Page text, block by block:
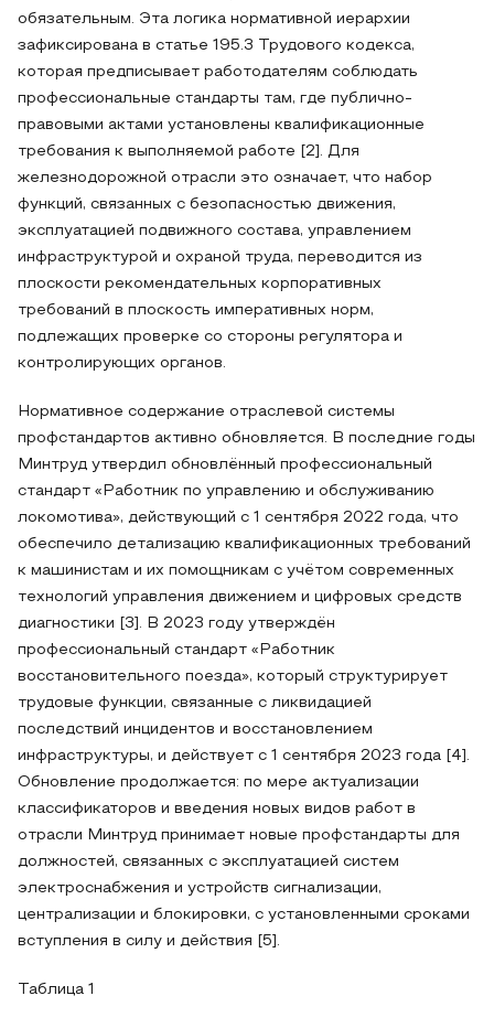
обязательным. Эта логика нормативной иерархии
зафиксирована в статье 195.3 Трудового кодекса,
которая предписывает работодателям соблюдать
профессиональные стандарты там, где публично-
правовыми актами установлены квалификационные
требования к выполняемой работе [2]. Для
железнодорожной отрасли это означает, что набор
функций, связанных с безопасностью движения,
эксплуатацией подвижного состава, управлением
инфраструктурой и охраной труда, переводится из
плоскости рекомендательных корпоративных
требований в плоскость императивных норм,
подлежащих проверке со стороны регулятора и
контролирующих органов.
Нормативное содержание отраслевой системы
профстандартов активно обновляется. В последние годы
Минтруд утвердил обновлённый профессиональный
стандарт «Работник по управлению и обслуживанию
локомотива», действующий с 1 сентября 2022 года, что
обеспечило детализацию квалификационных требований
к машинистам и их помощникам с учётом современных
технологий управления движением и цифровых средств
диагностики [3]. В 2023 году утверждён
профессиональный стандарт «Работник
восстановительного поезда», который структурирует
трудовые функции, связанные с ликвидацией
последствий инцидентов и восстановлением
инфраструктуры, и действует с 1 сентября 2023 года [4].
Обновление продолжается: по мере актуализации
классификаторов и введения новых видов работ в
отрасли Минтруд принимает новые профстандарты для
должностей, связанных с эксплуатацией систем
электроснабжения и устройств сигнализации,
централизации и блокировки, с установленными сроками
вступления в силу и действия [5].
Таблица 1